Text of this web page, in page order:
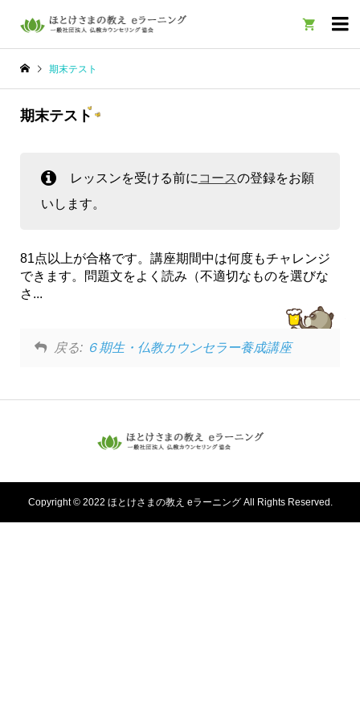

期末テスト
期末テスト
レッスンを受ける前に コースの登録をお願
いします。
81点以上が合格です。講座期間中は何度もチャレンジ
できます。問題文をよく読み（不適切なものを選びな
さ...
戻る: ６期生・仏教カウンセラー養成講座
Copyright © 2022 ほとけさまの教え eラーニング All Rights Reserved.